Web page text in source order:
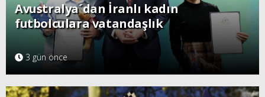
Avustralya´dan İranlı kadın
futbolculara vatandaşlık
3 gün önce